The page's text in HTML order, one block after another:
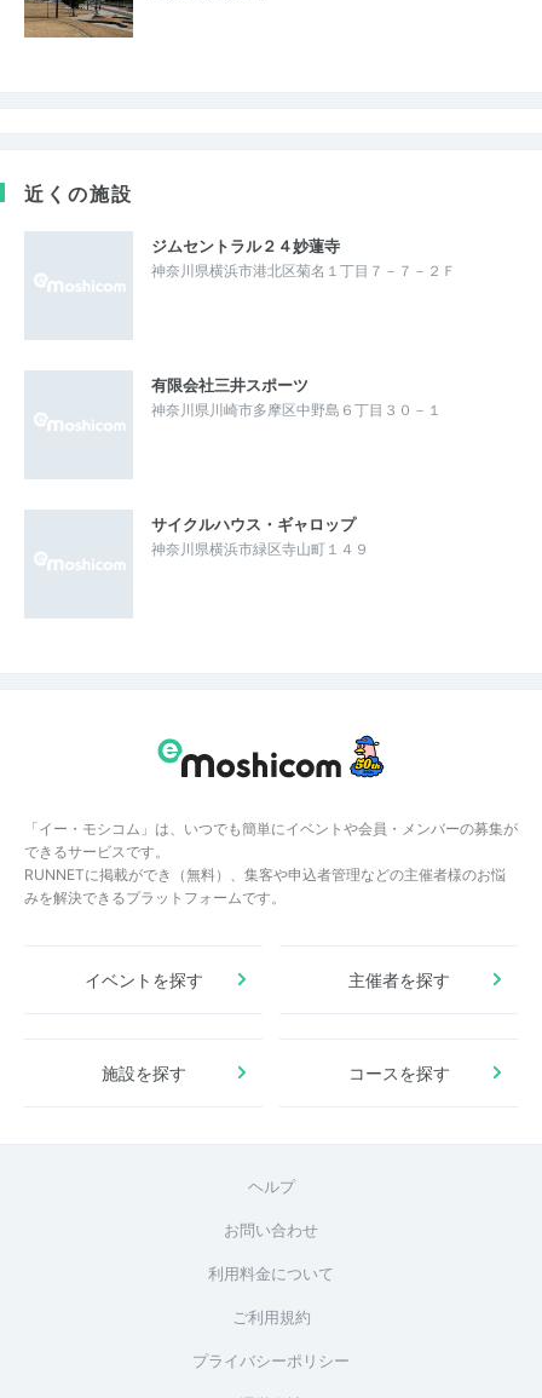
近くの施設
ジムセントラル２４妙蓮寺
神奈川県横浜市港北区菊名１丁目７－７－２Ｆ
有限会社三井スポーツ
神奈川県川崎市多摩区中野島６丁目３０－１
サイクルハウス・ギャロップ
神奈川県横浜市緑区寺山町１４９
「イー・モシコム」は、いつでも簡単にイベントや会員・メンバーの募集が
できるサービスです。
RUNNETに掲載ができ（無料）、集客や申込者管理などの主催者様のお悩
みを解決できるプラットフォームです。
イベントを探す 主催者を探す
施設を探す コースを探す
ヘルプ
お問い合わせ
利用料金について
ご利用規約
プライバシーポリシー